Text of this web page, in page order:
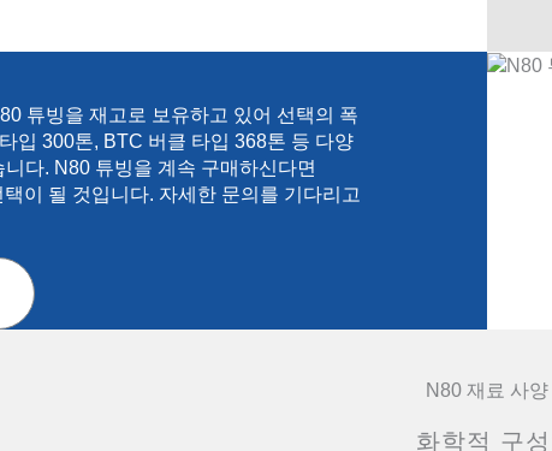
튜빙을 재고로 보유하고 있어 선택의 폭
입 300톤, BTC 버클 타입 368톤 등 다양
다. N80 튜빙을 계속 구매하신다면
이 될 것입니다. 자세한 문의를 기다리고
N80 재료 사양
화학적 구